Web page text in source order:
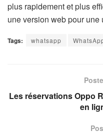
plus rapidement et plus
une version web pour
Tags: whatsapp
Les réservations Oppo
en